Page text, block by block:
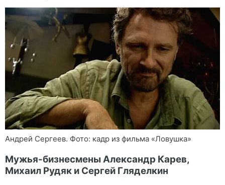
Андрей Сергеев. Фото: кадр из фильма «Ловушка»
Мужья-бизнесмены Александр Карев,
Михаил Рудяк и Сергей Гляделкин